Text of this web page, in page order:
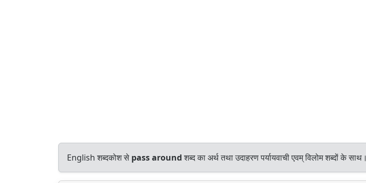
English शब्दकोश से pass aroundशब्द का अर्थ तथा उदाहरण पर्यायवाची एवम् विलोम शब्दों के साथ।